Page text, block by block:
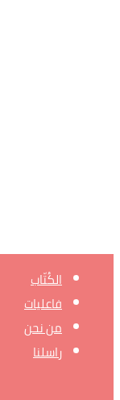
الكُتّاب
فاعليات
من نحن
راسلنا